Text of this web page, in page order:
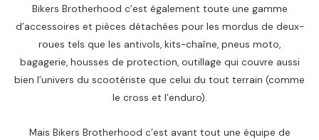
Bikers Brotherhood c’est également toute une gamme
d’accessoires et pièces détachées pour les mordus de deux-
roues tels que les antivols, kits-chaîne, pneus moto,
bagagerie, housses de protection, outillage qui couvre aussi
bien l’univers du scootériste que celui du tout terrain (comme
le cross et l’enduro).
Mais Bikers Brotherhood c’est avant tout une équipe de